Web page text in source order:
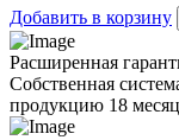
Добавить в корзину
Расширенная
Собственная
продукцию 18